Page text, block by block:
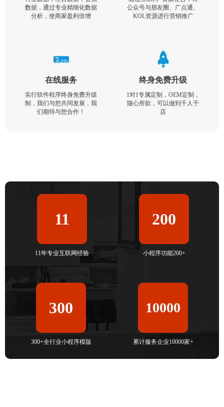
数据，通过专业精细化数据
分析，使商家盈利倍增
公众号与朋友圈、广点通、
KOL资源进行营销推广
在线服务
实行软件程序终身免费升级
制，我们与您共同发展，我
们期待与您合作！
终身免费升级
1对1专属定制，OEM定制，
随心所欲，可以做到千人千
店
11
11年专业互联网经验
200
小程序功能200+
300
300+全行业小程序模版
10000
累计服务企业10000家+